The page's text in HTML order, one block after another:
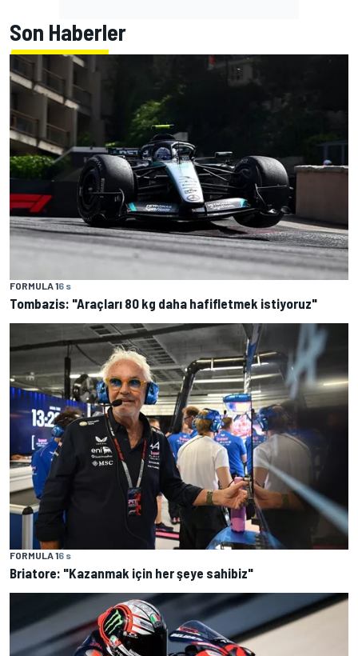
Son Haberler
FORMULA 16 s
Tombazis: "Araçları 80 kg daha hafifletmek istiyoruz"
FORMULA 16 s
Briatore: "Kazanmak için her şeye sahibiz"